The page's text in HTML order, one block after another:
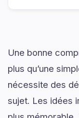
Une bonne
plus qu’une
nécessite des
sujet. Les idées